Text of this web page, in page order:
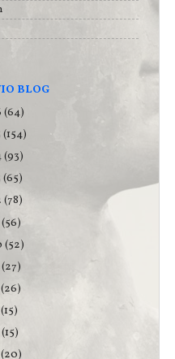
BLOG
(64)
(154)
(93)
(65)
(78)
(56)
(52)
(27)
(26)
(15)
(15)
(20)